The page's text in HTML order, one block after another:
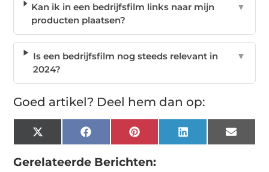
Kan ik in een bedrijfsfilm links naar mijn
producten plaatsen?
▼
Is een bedrijfsfilm nog steeds relevant in
2024?
▼
Goed artikel? Deel hem dan op:
X
(Twitter)
Facebook Pinterest LinkedIn Email
Gerelateerde Berichten: